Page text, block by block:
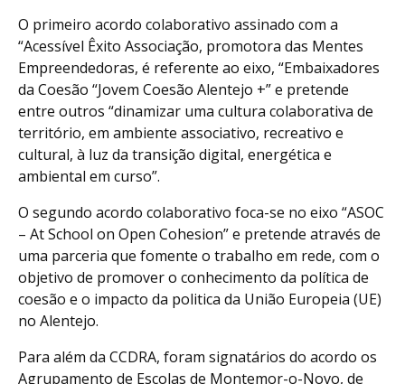
O primeiro acordo colaborativo assinado com a
“Acessível Êxito Associação, promotora das Mentes
Empreendedoras, é referente ao eixo, “Embaixadores
da Coesão “Jovem Coesão Alentejo +” e pretende
entre outros “dinamizar uma cultura colaborativa de
território, em ambiente associativo, recreativo e
cultural, à luz da transição digital, energética e
ambiental em curso”.
O segundo acordo colaborativo foca-se no eixo “ASOC
– At School on Open Cohesion” e pretende através de
uma parceria que fomente o trabalho em rede, com o
objetivo de promover o conhecimento da política de
coesão e o impacto da politica da União Europeia (UE)
no Alentejo.
Para além da CCDRA, foram signatários do acordo os
Agrupamento de Escolas de Montemor-o-Novo, de